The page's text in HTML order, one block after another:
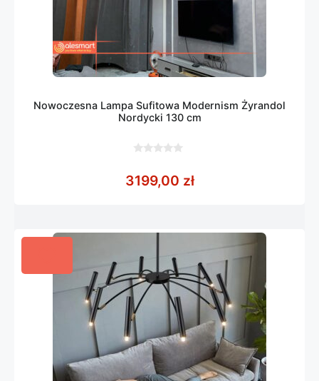
Nowoczesna Lampa Sufitowa Modernism Żyrandol
Nordycki 130 cm
5
3199,00 zł